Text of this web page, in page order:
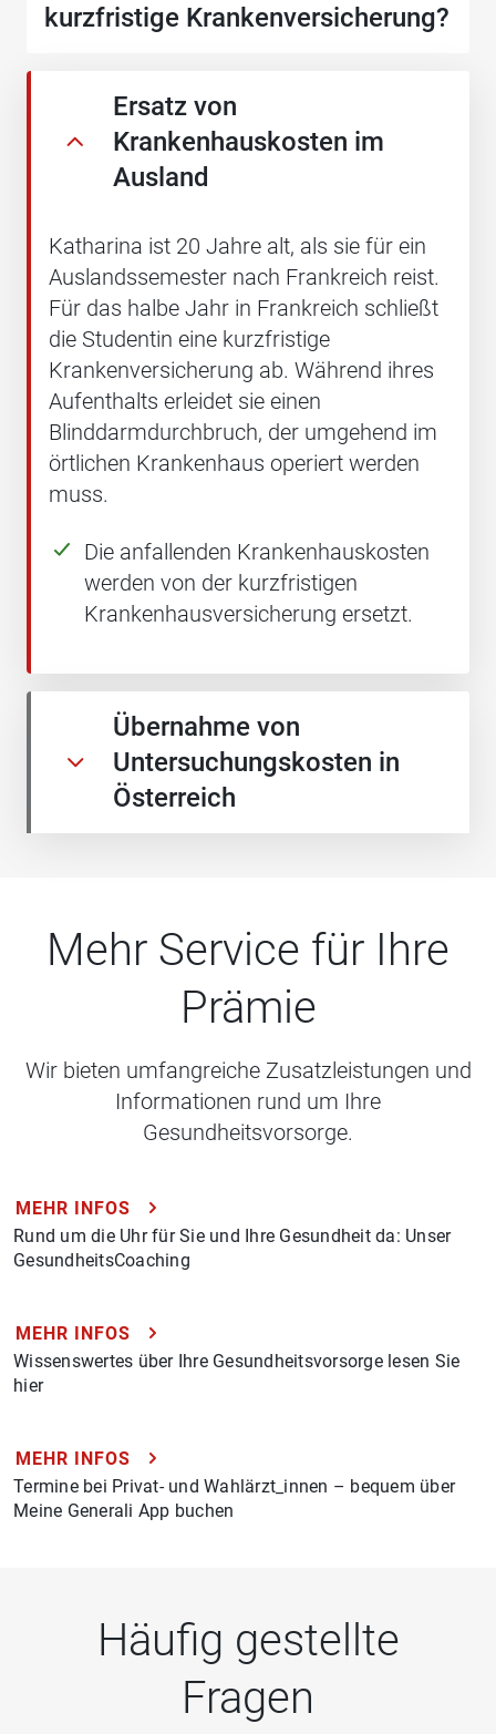
kurzfristige Krankenversicherung?
Ersatz von
Krankenhauskosten im
Ausland
Katharina ist 20 Jahre alt, als sie für ein
Auslandssemester nach Frankreich reist.
Für das halbe Jahr in Frankreich schließt
die Studentin eine kurzfristige
Krankenversicherung ab. Während ihres
Aufenthalts erleidet sie einen
Blinddarmdurchbruch, der umgehend im
örtlichen Krankenhaus operiert werden
muss.
Die anfallenden Krankenhauskosten
werden von der kurzfristigen
Krankenhausversicherung ersetzt.
Übernahme von
Untersuchungskosten in
Österreich
Mehr Service für Ihre
Prämie
Wir bieten umfangreiche Zusatzleistungen und
Informationen rund um Ihre
Gesundheitsvorsorge.
MEHR INFOS
Rund um die Uhr für Sie und Ihre Gesundheit da: Unser
GesundheitsCoaching
MEHR INFOS
Wissenswertes über Ihre Gesundheitsvorsorge lesen Sie
hier
MEHR INFOS
Termine bei Privat- und Wahlärzt_innen – bequem über
Meine Generali App buchen
Häufig gestellte
Fragen